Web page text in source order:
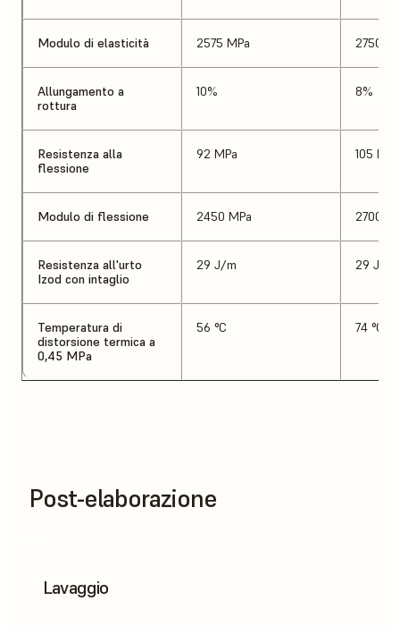
Modulo di elasticità 2575 MPa 2750
Allungamento a
rottura
10% 8%
Resistenza alla
flessione
92 MPa 105 MPa
Modulo di flessione 2450 MPa 2700
Resistenza all'urto
Izod con intaglio
29 J/m 29 J/m
Temperatura di
distorsione termica a
0,45 MPa
56 °C 74 °C
Post-elaborazione
Lavaggio